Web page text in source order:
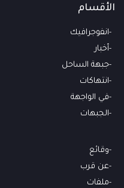
الأقسام
انفوجرافيك
أخبار
جبهة الساحل
انتهاكات
في الواجهة
الجبهات
وقائع
عن قرب
ملفات